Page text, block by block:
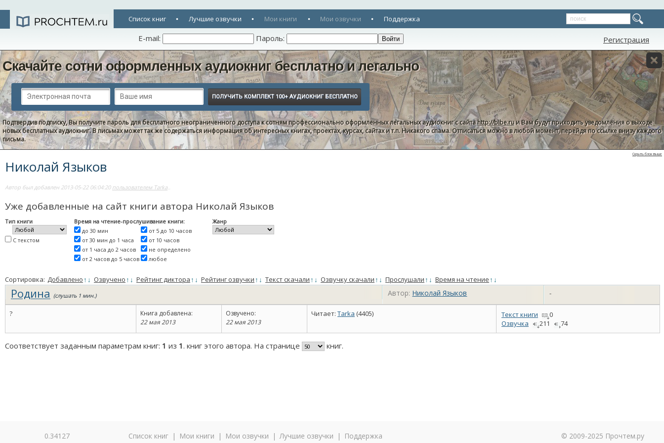
Список книг Лучшие озвучки Мои книги Мои озвучки Поддержка
E-mail: Пароль: Регистрация
Скачайте сотни оформленных аудиокниг бесплатно и легально
Подтвердив подписку, Вы получите пароль для бесплатного неограниченного доступа к сотням профессионально оформленных легальных аудиокниг с сайтаhttp://bibe.ruи Вам будут приходить уведомления о выходе
новых бесплатных аудиокниг. В письмах может так же содержаться информация об интересных книгах, проектах, курсах, сайтах и т.п. Никакого спама. Отписаться можно в любой момент, перейдя по ссылке внизу каждого
письма.
Скрыть блок выше
Николай Языков
Автор был добавлен 2013-05-22 06:04:20 пользователем Tarka..
Уже добавленные на сайт книги автора Николай Языков
Тип книги
С текстом
Время на чтение-прослушивание книги:
до 30 мин
от 30 мин до 1 часа
от 1 часа до 2 часов
от 2 часов до 5 часов
от 5 до 10 часов
от 10 часов
не определено
любое
Жанр
Сортировка: Добавлено↑ ↓ Озвучено↑ ↓ Рейтинг диктора↑ ↓ Рейтинг озвучки↑ ↓ Текст скачали↑ ↓ Озвучку скачали↑ ↓ Прослушали↑ ↓ Время на чтение↑ ↓
Родина (слушать 1 мин.) Автор: Николай Языков -
?
Книга добавлена:
22 мая 2013
Озвучено:
22 мая 2013
Читает: Tarka (4405) Текст книги
0
Озвучка
211 74
Соответствует заданным параметрам книг: 1 из 1. книг этого автора. На странице книг.
© 2009-2025 Прочтем.ру
0.34127 Список книг | Мои книги | Мои озвучки | Лучшие озвучки | Поддержка